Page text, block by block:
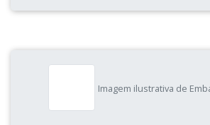
Imagem ilustrativa de